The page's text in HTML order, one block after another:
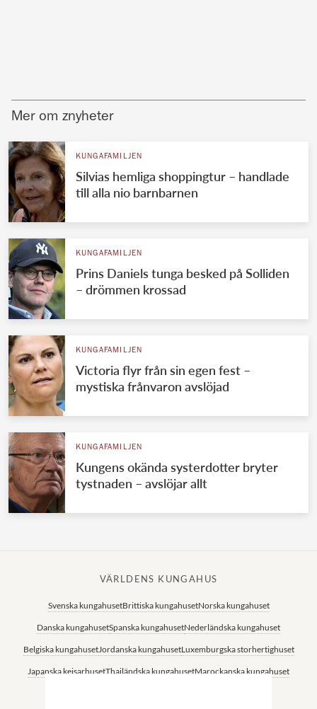
Mer om znyheter
KUNGAFAMILJEN
Silvias hemliga shoppingtur – handlade
till alla nio barnbarnen
KUNGAFAMILJEN
Prins Daniels tunga besked på Solliden
– drömmen krossad
KUNGAFAMILJEN
Victoria flyr från sin egen fest –
mystiska frånvaron avslöjad
KUNGAFAMILJEN
Kungens okända systerdotter bryter
tystnaden – avslöjar allt
VÄRLDENS KUNGAHUS
Svenska kungahusetBrittiska kungahusetNorska kungahuset
Danska kungahusetSpanska kungahusetNederländska kungahuset
Belgiska kungahusetJordanska kungahusetLuxemburgska storhertighuset
Japanska kejsarhusetThailändska kungahusetMarockanska kungahuset